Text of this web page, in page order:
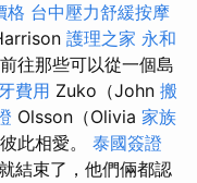
格 台中壓力舒緩按摩
護理之家 永和
往那些可以從一個島
費用 Zuko（John 搬
Olsson（Olivia 家族
此相愛。 泰國簽證
結束了，他們倆都認